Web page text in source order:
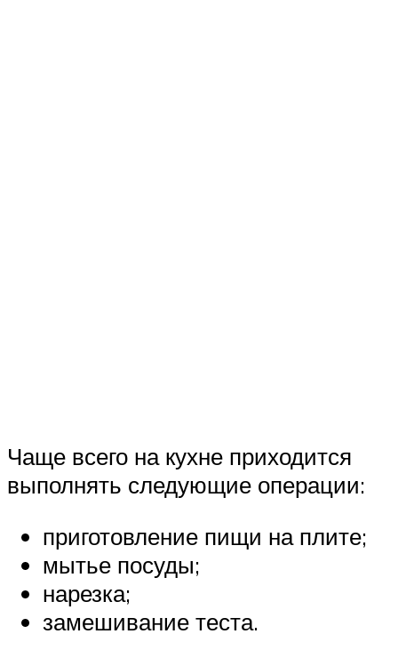
Чаще всего на кухне приходится
выполнять следующие операции:
приготовление пищи на плите;
мытье посуды;
нарезка;
замешивание теста.